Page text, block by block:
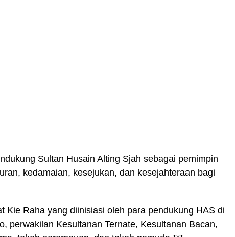
Sultan Husain Alting Sjah sebagai pemimpin
kedamaian, kesejukan, dan kesejahteraan bagi
Kie Raha yang diinisiasi oleh para pendukung HAS di
perwakilan Kesultanan Ternate, Kesultanan Bacan,